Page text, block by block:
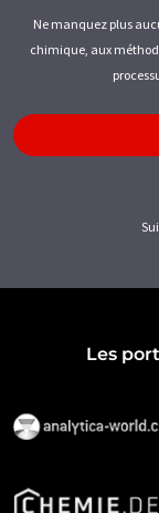
Ne manquez plus
chimique, aux
Les